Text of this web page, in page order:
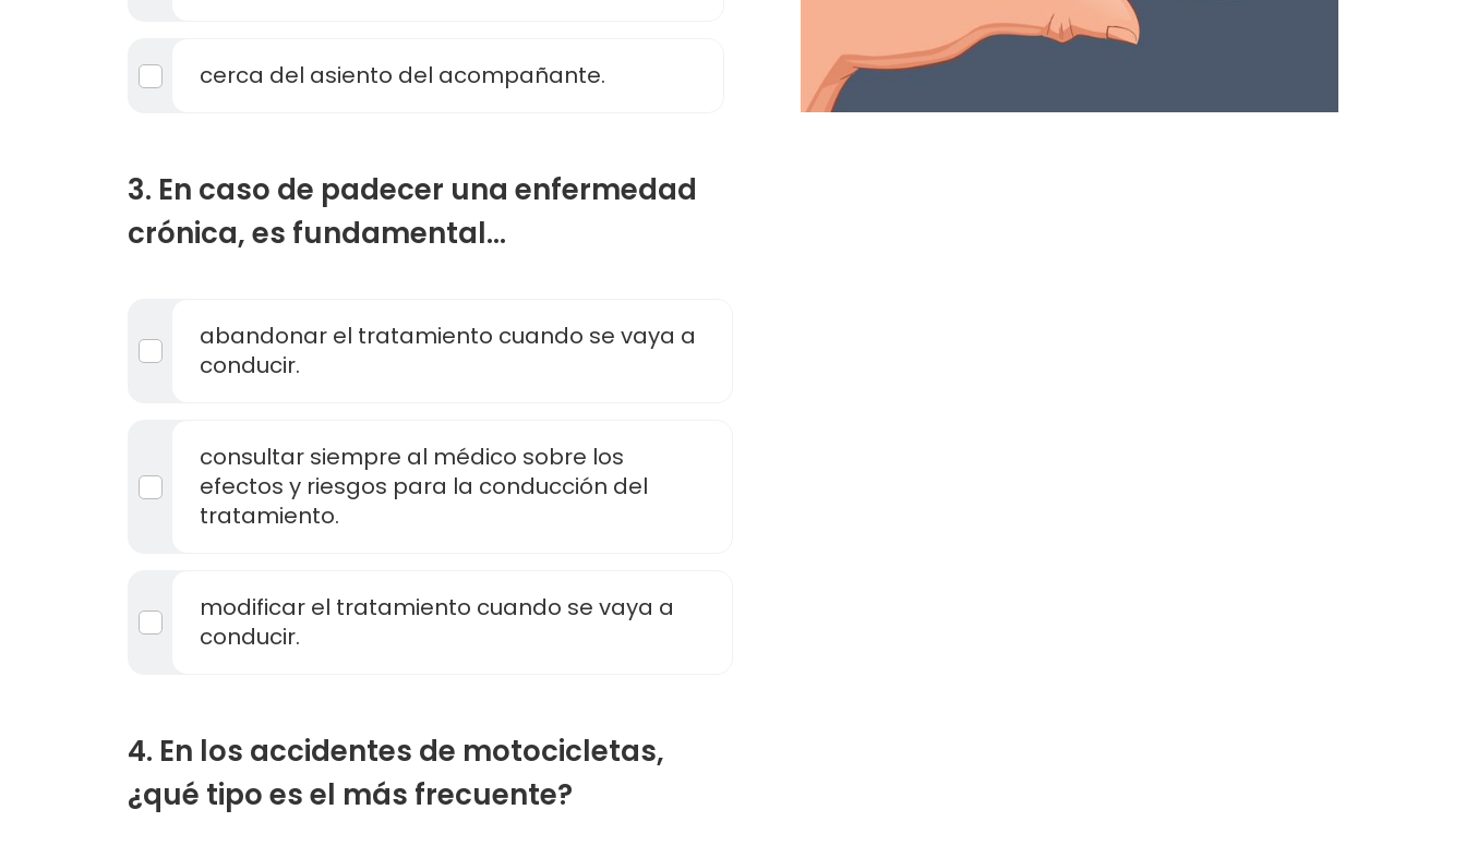
cerca del asiento del acompañante.
3. En caso de padecer una enfermedad
crónica, es fundamental...
abandonar el tratamiento cuando se vaya a
conducir.
consultar siempre al médico sobre los
efectos y riesgos para la conducción del
tratamiento.
modificar el tratamiento cuando se vaya a
conducir.
4. En los accidentes de motocicletas,
¿qué tipo es el más frecuente?